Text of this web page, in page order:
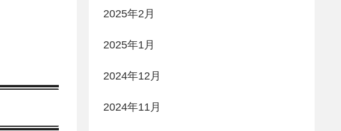
2025年2月
2025年1月
2024年12月
2024年11月